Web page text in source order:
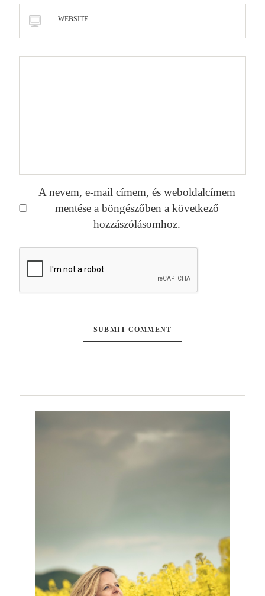
WEBSITE
A nevem, e-mail címem, és weboldalcímem
mentése a böngészőben a következő
hozzászólásomhoz.